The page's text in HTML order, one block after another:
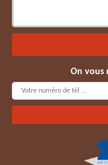
On vous